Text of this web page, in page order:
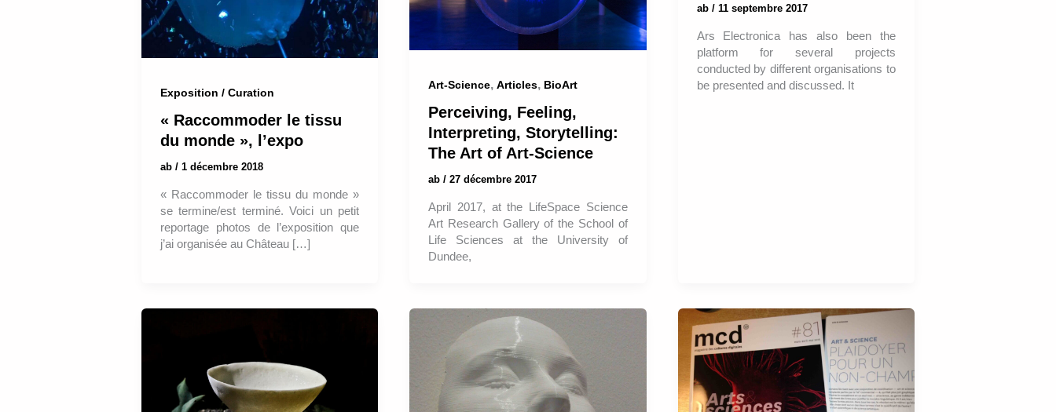
Exposition / Curation
« Raccommoder le tissu
du monde », l’expo
ab / 1 décembre 2018
« Raccommoder le tissu du monde »
se termine/est terminé. Voici un petit
reportage photos de l’exposition que
j’ai organisée au Château […]
Art-Science,Articles, BioArt
Perceiving, Feeling,
Interpreting, Storytelling:
The Art of Art-Science
ab/27 décembre 2017
April 2017, at the LifeSpace Science
Art Research Gallery of the School of
Life Sciences at the University of
Dundee,
ab / 11 septembre 2017
Ars Electronica has also been the
platform for several projects
conducted by different organisations to
be presented and discussed. It